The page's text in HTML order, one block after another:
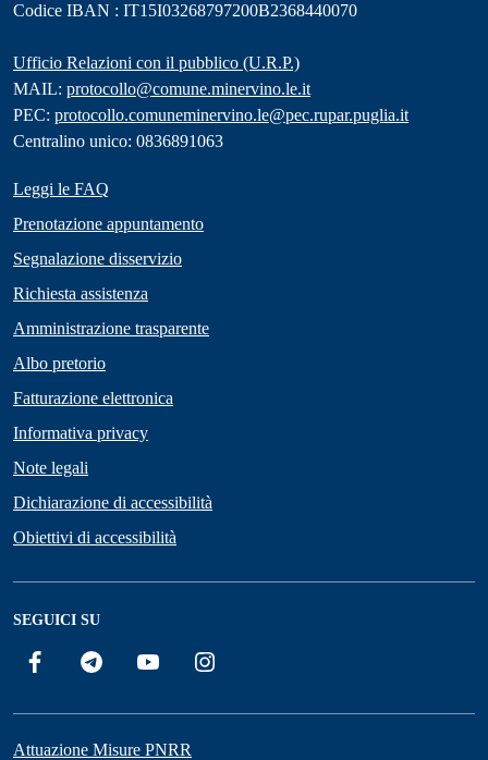
Codice IBAN : IT15I03268797200B2368440070
Ufficio Relazioni con il pubblico (U.R.P.)
MAIL: protocollo@comune.minervino.le.it
PEC: protocollo.comuneminervino.le@pec.rupar.puglia.it
Centralino unico: 0836891063
Leggi le FAQ
Prenotazione appuntamento
Segnalazione disservizio
Richiesta assistenza
Amministrazione trasparente
Albo pretorio
Fatturazione elettronica
Informativa privacy
Note legali
Dichiarazione di accessibilità
Obiettivi di accessibilità
SEGUICI SU
Facebook Telegram YouTube
Attuazione Misure PNRR